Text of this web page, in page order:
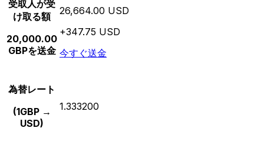
受取人が受
け取る額
20,000.00
GBPを送金
26,664.00 USD
+347.75 USD
今すぐ送金
為替レート
(1GBP →
USD)
1.333200